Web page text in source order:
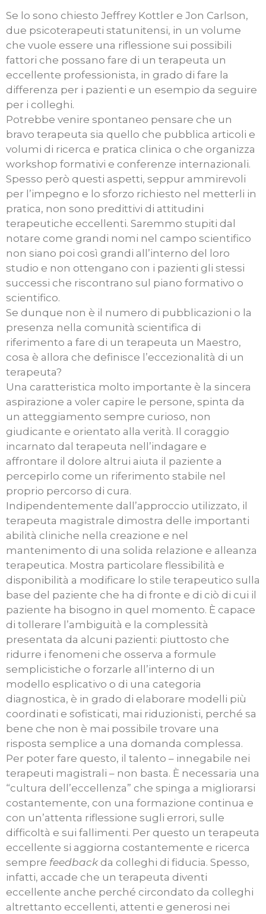
Se lo sono chiesto Jeffrey Kottler e Jon Carlson,
due psicoterapeuti statunitensi, in un volume
che vuole essere una riflessione sui possibili
fattori che possano fare di un terapeuta un
eccellente professionista, in grado di fare la
differenza per i pazienti e un esempio da seguire
per i colleghi.
Potrebbe venire spontaneo pensare che un
bravo terapeuta sia quello che pubblica articoli e
volumi di ricerca e pratica clinica o che organizza
workshop formativi e conferenze internazionali.
Spesso però questi aspetti, seppur ammirevoli
per l’impegno e lo sforzo richiesto nel metterli in
pratica, non sono predittivi di attitudini
terapeutiche eccellenti. Saremmo stupiti dal
notare come grandi nomi nel campo scientifico
non siano poi così grandi all’interno del loro
studio e non ottengano con i pazienti gli stessi
successi che riscontrano sul piano formativo o
scientifico.
Se dunque non è il numero di pubblicazioni o la
presenza nella comunità scientifica di
riferimento a fare di un terapeuta un Maestro,
cosa è allora che definisce l’eccezionalità di un
terapeuta?
Una caratteristica molto importante è la sincera
aspirazione a voler capire le persone, spinta da
un atteggiamento sempre curioso, non
giudicante e orientato alla verità. Il coraggio
incarnato dal terapeuta nell’indagare e
affrontare il dolore altrui aiuta il paziente a
percepirlo come un riferimento stabile nel
proprio percorso di cura.
Indipendentemente dall’approccio utilizzato, il
terapeuta magistrale dimostra delle importanti
abilità cliniche nella creazione e nel
mantenimento di una solida relazione e alleanza
terapeutica. Mostra particolare flessibilità e
disponibilità a modificare lo stile terapeutico sulla
base del paziente che ha di fronte e di ciò di cui il
paziente ha bisogno in quel momento. È capace
di tollerare l’ambiguità e la complessità
presentata da alcuni pazienti: piuttosto che
ridurre i fenomeni che osserva a formule
semplicistiche o forzarle all’interno di un
modello esplicativo o di una categoria
diagnostica, è in grado di elaborare modelli più
coordinati e sofisticati, mai riduzionisti, perché sa
bene che non è mai possibile trovare una
risposta semplice a una domanda complessa.
Per poter fare questo, il talento – innegabile nei
terapeuti magistrali – non basta. È necessaria una
“cultura dell’eccellenza” che spinga a migliorarsi
costantemente, con una formazione continua e
con un’attenta riflessione sugli errori, sulle
difficoltà e sui fallimenti. Per questo un terapeuta
eccellente si aggiorna costantemente e ricerca
sempre feedbackda colleghi di fiducia. Spesso,
infatti, accade che un terapeuta diventi
eccellente anche perché circondato da colleghi
altrettanto eccellenti, attenti e generosi nei